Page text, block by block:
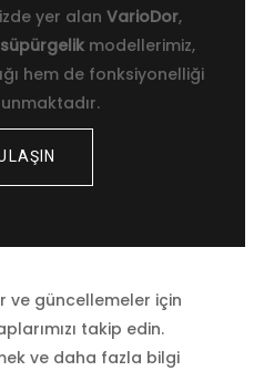
yer alan VarioDor,
süpürgelikmodellerimiz,
hem de fonksiyonelliği
ve güncellemeler için
takip edin.
ve daha fazla bilgi